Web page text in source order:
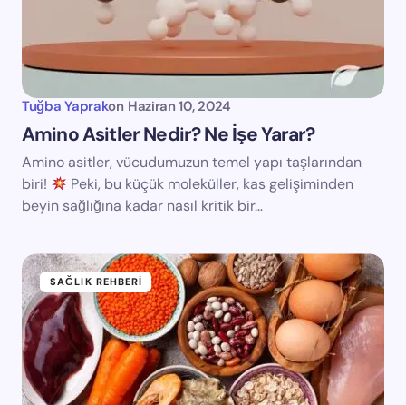
Tuğba Yaprakon Haziran 10, 2024
Amino Asitler Nedir? Ne İşe Yarar?
Amino asitler, vücudumuzun temel yapı taşlarından
biri!
Peki, bu küçük moleküller, kas gelişiminden
beyin sağlığına kadar nasıl kritik bir…
SAĞLIK REHBERI